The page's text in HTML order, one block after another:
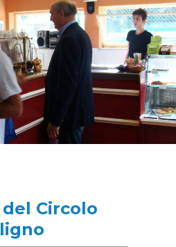
del Circolo